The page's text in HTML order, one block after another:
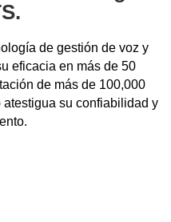
de gestión de voz y
eficacia en más de 50
de más de 100,000
su confiabilidad y